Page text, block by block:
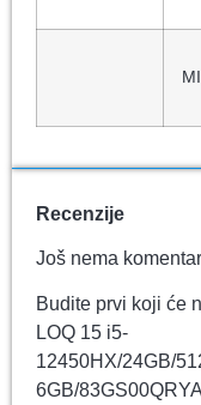
Recenzije
Još nema
Budite prvi koji će
LOQ 15 i5-
12450HX/24GB/
6GB/